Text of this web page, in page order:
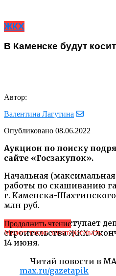
ЖКХ
В Каменске будут
Автор:
Валентина Лагутина
Опубликовано 08.06.2022
Аукцион по поиску
сайте «Госзакупок».
Начальная
работы по скашиванию
г. Каменска-Шахтинского
млн руб.
Заказчиком выступает
строительства ЖКХ.
14 июня.
Читай новости в
max.ru/gazetapik
Продолжить чтение
Может также заинтересовать